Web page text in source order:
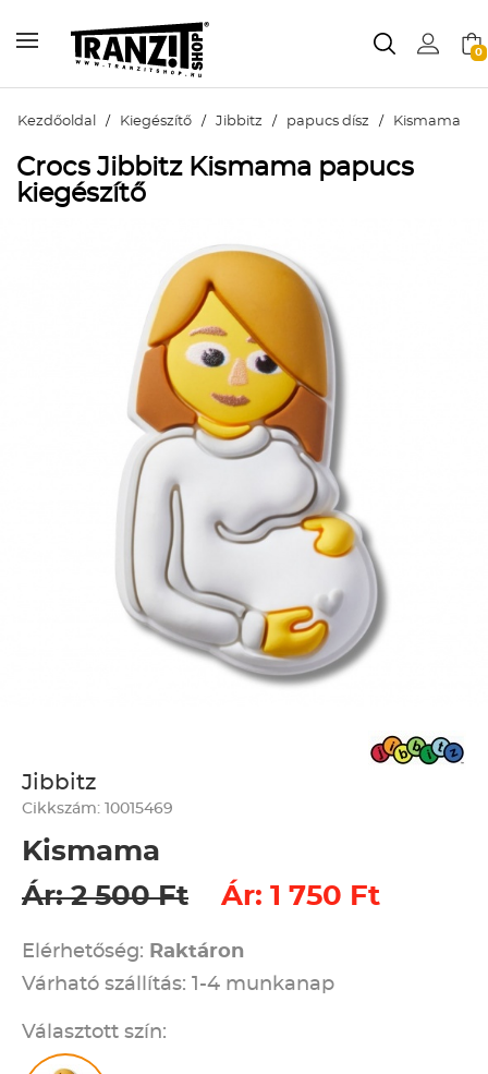
0
Kezdőoldal / Kiegészítő / Jibbitz / papucs dísz / Kismama
Crocs Jibbitz Kismama papucs
kiegészítő
Jibbitz
Cikkszám: 10015469
Kismama
Ár: 2 500 Ft
Ár: 1 750 Ft
Elérhetőség: Raktáron
Várható szállítás: 1-4 munkanap
Választott szín: